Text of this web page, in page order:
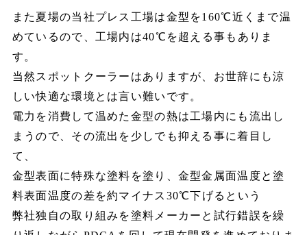
また夏場の当社プレス工場は金型を160℃近くまで温
めているので、工場内は40℃を超える事もありま
す。
当然スポットクーラーはありますが、お世辞にも涼
しい快適な環境とは言い難いです。
電力を消費して温めた金型の熱は工場内にも流出し
まうので、その流出を少しでも抑える事に着目し
て、
金型表面に特殊な塗料を塗り、金型金属面温度と塗
料表面温度の差を約マイナス30℃下げるという
弊社独自の取り組みを塗料メーカーと試行錯誤を繰